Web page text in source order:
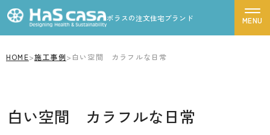
ポラスの注文住宅ブランド
ハスカーサについて
デザインについて
HOME>施工事例> 白い空間 カラフルな日常
白い空間 カラフルな日常